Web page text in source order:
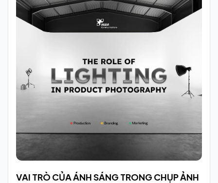
VAI TRÒ CỦA ÁNH SÁNG TRONG CHỤP ẢNH